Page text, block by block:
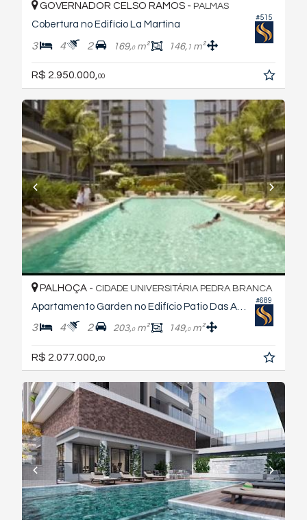
#515
GOVERNADOR CELSO RAMOS - PALMAS
Cobertura no Edifício La Martina
3 4 2 169,0m² 146, 1 m²
R$ 2.950.000, 00
#689
PALHOÇA - CIDADE UNIVERSITÁRIA PEDRA BRANCA
3 4 2 203,0m² 149,0m²
R$ 2.077.000, 00